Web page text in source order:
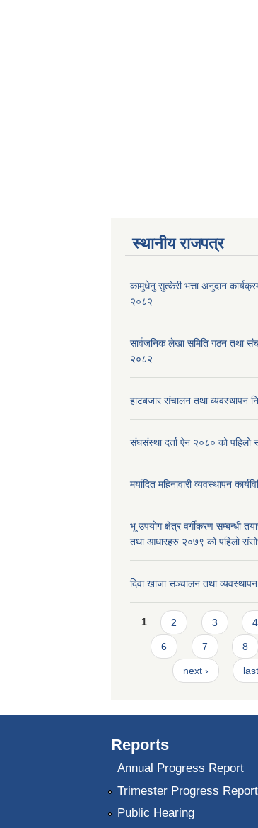
स्थानीय राजपत्र
कामुधेनु सुत्केरी भत्ता अनुदान कार्यक्रम
२०८२
सार्वजनिक लेखा समिति गठन तथा
२०८२
हाटबजार संचालन तथा व्यवस्थापन
संघसंस्था दर्ता ऐन २०८० को
मर्यादित महिनावारी व्यवस्थापन
भू उपयोग क्षेत्र वर्गीकरण सम्बन्धी
तथा आधारहरु २०७९ को पहिलो
दिवा खाजा सञ्चालन तथा व्यवस्थापन
Pages
1 2 3 4
6 7 8
next ›
Reports
Annual Progress Report
Trimester Progress Report
Public Hearing